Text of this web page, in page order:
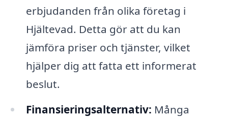
erbjudanden från olika företag i
Hjältevad. Detta gör att du kan
jämföra priser och tjänster, vilket
hjälper dig att fatta ett informerat
beslut.
Finansieringsalternativ: Många